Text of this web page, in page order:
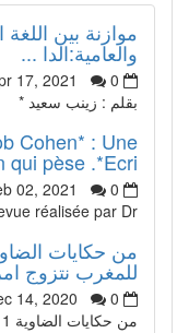
موازنة بين
والعامية:الدا ...
17, 2021
0
بقلم : زينب سعيد *
Cohen* : Une
pèse .*Ecri ...
02, 2021
0
réalisée par Dr.
من حكايات
للمغرب نتزوج
14, 2020
0
من حكايات الضاوية 1